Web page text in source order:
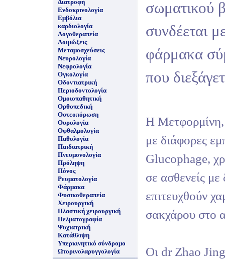
Διατροφή
Ενδοκρινολογία
Εμβόλια
καρδιολογία
Λογοθεραπεία
Λοιμώξεις
Μεταμοσχεύσεις
Νευρολογία
Νεφρολογία
Ογκολογία
Οδοντιατρική
Περιοδοντολογία
Ομοιοπαθητική
Ορθοπεδική
Οστεοπόρωση
Ουρολογία
Οφθαλμολογία
Παθολογία
Παιδιατρική
Πνευμονολογία
Πρόληψη
Πόνος
Ρευματολογία
Φάρμακα
Φυσικοθεραπεία
Χειρουργική
Πλαστική χειρουργική
Πελματογραφία
Ψυχιατρική
Κατάθλιψη
Υπερκινητικό σύνδρομο
Ωτορινολαρυγγολογία
σωματικού
συνδέεται
φάρμακα
που
Η Μετφορμίνη,
με διάφορες
Glucophage,
σε ασθενείς
επιτευχθούν
σακχάρου στο
Οι dr Zhao